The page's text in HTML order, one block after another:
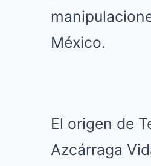
México.
El origen de
Azcárraga